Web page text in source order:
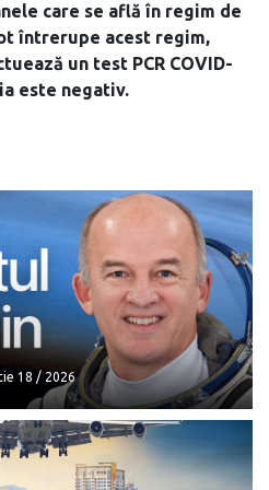
care se află în regim de
întrerupe acest regim,
un test PCR COVID-
este negativ.
18 / 2026